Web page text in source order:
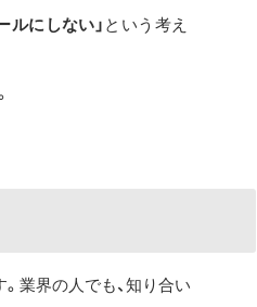
ルにしない」 という考え
業界の人でも、知り合い